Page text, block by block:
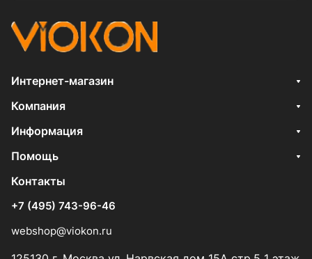
Интернет-магазин
Компания
Информация
Помощь
Контакты
+7 (495) 743-96-46
webshop@viokon.ru